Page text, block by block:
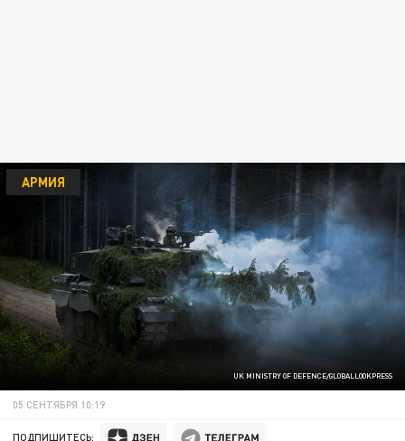
UK MINISTRY OF DEFENCE/GLOBALLOOKPRESS
АРМИЯ
05 СЕНТЯБРЯ 10:19
ПОДПИШИТЕСЬ: